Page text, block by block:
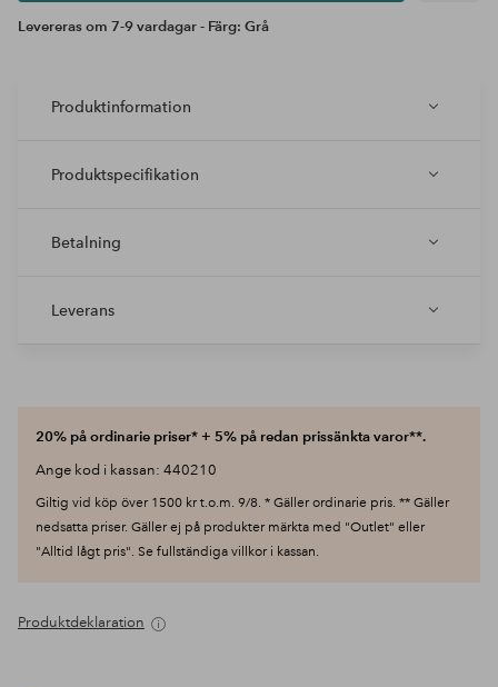
Levereras om 7-9 vardagar - Färg: Grå
Produktinformation
Produktspecifikation
Betalning
Leverans
20% på ordinarie priser* + 5% på redan prissänkta varor**.
Ange kod i kassan: 440210
Giltig vid köp över 1500 kr t.o.m. 9/8. * Gäller ordinarie pris. ** Gäller
nedsatta priser. Gäller ej på produkter märkta med "Outlet" eller
"Alltid lågt pris". Se fullständiga villkor i kassan.
Produktdeklaration